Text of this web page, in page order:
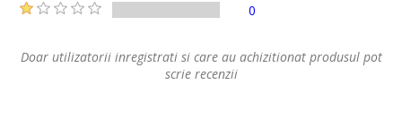
0
Doar utilizatorii inregistrati si care au achizitionat produsul pot
scrie recenzii